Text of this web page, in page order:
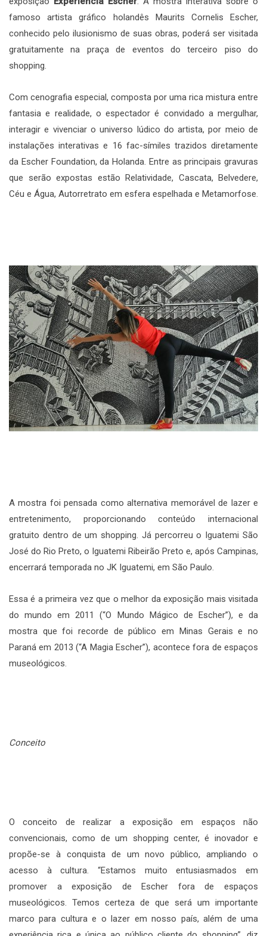
famoso artista gráfico holandês Maurits Cornelis Escher,
conhecido pelo ilusionismo de suas obras, poderá ser visitada
gratuitamente na praça de eventos do terceiro piso do
shopping.
Com cenografia especial, composta por uma rica mistura entre
fantasia e realidade, o espectador é convidado a mergulhar,
interagir e vivenciar o universo lúdico do artista, por meio de
instalações interativas e 16 fac-símiles trazidos diretamente
da Escher Foundation, da Holanda. Entre as principais gravuras
que serão expostas estão Relatividade, Cascata, Belvedere,
Céu e Água, Autorretrato em esfera espelhada e Metamorfose.
A mostra foi pensada como alternativa memorável de lazer e
entretenimento, proporcionando conteúdo internacional
gratuito dentro de um shopping. Já percorreu o Iguatemi São
José do Rio Preto, o Iguatemi Ribeirão Preto e, após Campinas,
encerrará temporada no JK Iguatemi, em São Paulo.
Essa é a primeira vez que o melhor da exposição mais visitada
do mundo em 2011 (“O Mundo Mágico de Escher”), e da
mostra que foi recorde de público em Minas Gerais e no
Paraná em 2013 (“A Magia Escher”), acontece fora de espaços
museológicos.
Conceito
O conceito de realizar a exposição em espaços não
convencionais, como de um shopping center, é inovador e
propõe-se à conquista de um novo público, ampliando o
acesso à cultura. “Estamos muito entusiasmados em
promover a exposição de Escher fora de espaços
museológicos. Temos certeza de que será um importante
marco para cultura e o lazer em nosso país, além de uma